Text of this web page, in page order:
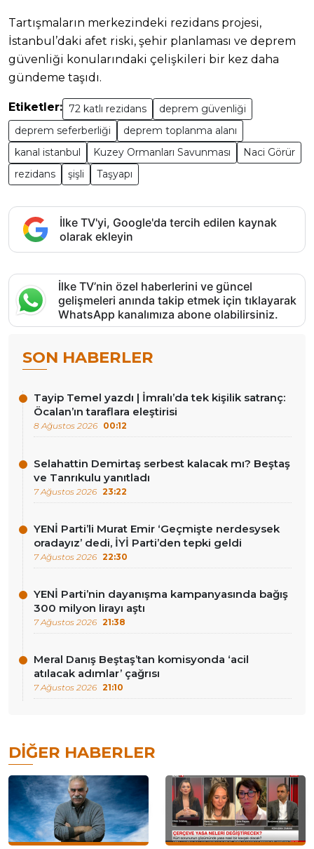
Tartışmaların merkezindeki rezidans projesi,
İstanbul’daki afet riski, şehir planlaması ve deprem
güvenliği konularındaki çelişkileri bir kez daha
gündeme taşıdı.
Etiketler: 72 katlı rezidans
deprem güvenliği
deprem seferberliği
deprem toplanma alanı
kanal istanbul
Kuzey Ormanları Savunması
Naci Görür
rezidans
şişli Taşyapı
İlke TV'yi, Google'da tercih edilen kaynak
olarak ekleyin
İlke TV’nin özel haberlerini ve güncel
gelişmeleri anında takip etmek için tıklayarak
WhatsApp kanalımıza abone olabilirsiniz.
SON HABERLER
Tayip Temel yazdı | İmralı’da tek kişilik satranç:
Öcalan’ın taraflara eleştirisi
8 Ağustos 2026 00:12
Selahattin Demirtaş serbest kalacak mı? Beştaş
ve Tanrıkulu yanıtladı
7 Ağustos 2026 23:22
YENİ Parti’li Murat Emir ‘Geçmişte nerdesysek
oradayız’ dedi, İYİ Parti’den tepki geldi
7 Ağustos 2026 22:30
YENİ Parti’nin dayanışma kampanyasında bağış
300 milyon lirayı aştı
7 Ağustos 2026 21:38
Meral Danış Beştaş’tan komisyonda ‘acil
atılacak adımlar’ çağrısı
7 Ağustos 2026 21:10
DIĞER HABERLER